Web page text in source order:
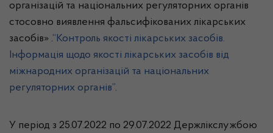
організацій та національних регуляторних органів
стосовно виявлення фальсифікованих лікарських
засобів» .“Контроль якості лікарських засобів.
Інформація щодо якості лікарських засобів від
міжнародних організацій та національних
регуляторних органів”.
У період з 25.07.2022 по 29.07.2022 Держлікслужбою